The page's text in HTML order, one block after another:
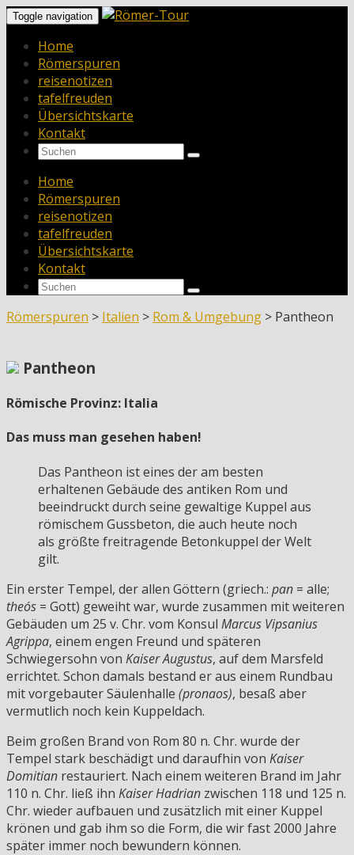
Toggle navigation
Home
Römerspuren
reisenotizen
tafelfreuden
Übersichtskarte
Kontakt
Home
Römerspuren
reisenotizen
tafelfreuden
Übersichtskarte
Kontakt
Römerspuren > Italien > Rom & Umgebung > Pantheon
Pantheon
Römische Provinz: Italia
Das muss man gesehen haben!
Das Pantheon ist eines der am besten
erhaltenen Gebäude des antiken Rom und
beeindruckt durch seine gewaltige Kuppel aus
römischem Gussbeton, die auch heute noch
als größte freitragende Betonkuppel der Welt
gilt.
Ein erster Tempel, der allen Göttern (griech.: pan = alle;
theós = Gott) geweiht war, wurde zusammen mit weiteren
Gebäuden um 25 v. Chr. vom Konsul Marcus Vipsanius
Agrippa, einem engen Freund und späteren
Schwiegersohn von Kaiser Augustus, auf dem Marsfeld
errichtet. Schon damals bestand er aus einem Rundbau
mit vorgebauter Säulenhalle (pronaos), besaß aber
vermutlich noch kein Kuppeldach.
Beim großen Brand von Rom 80 n. Chr. wurde der
Tempel stark beschädigt und daraufhin von Kaiser
Domitian restauriert. Nach einem weiteren Brand im Jahr
110 n. Chr. ließ ihn Kaiser Hadrian zwischen 118 und 125 n.
Chr. wieder aufbauen und zusätzlich mit einer Kuppel
krönen und gab ihm so die Form, die wir fast 2000 Jahre
später immer noch bewundern können.